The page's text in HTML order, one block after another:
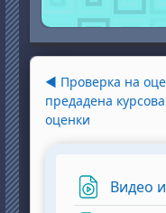
Section
◀︎ Проверка на
предадена
оценки
Видео